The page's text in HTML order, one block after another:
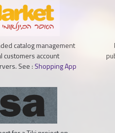
catalog management
customers account
See : Shopping App